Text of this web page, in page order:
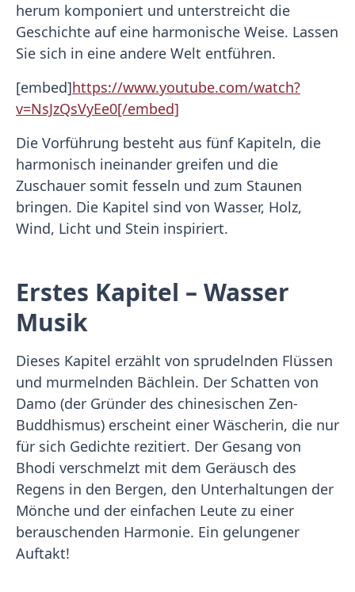
herum komponiert und unterstreicht die
Geschichte auf eine harmonische Weise. Lassen
Sie sich in eine andere Welt entführen.
[embed]https://www.youtube.com/watch?
v=NsJzQsVyEe0[/embed]
Die Vorführung besteht aus fünf Kapiteln, die
harmonisch ineinander greifen und die
Zuschauer somit fesseln und zum Staunen
bringen. Die Kapitel sind von Wasser, Holz,
Wind, Licht und Stein inspiriert.
Erstes Kapitel – Wasser
Musik
Dieses Kapitel erzählt von sprudelnden Flüssen
und murmelnden Bächlein. Der Schatten von
Damo (der Gründer des chinesischen Zen-
Buddhismus) erscheint einer Wäscherin, die nur
für sich Gedichte rezitiert. Der Gesang von
Bhodi verschmelzt mit dem Geräusch des
Regens in den Bergen, den Unterhaltungen der
Mönche und der einfachen Leute zu einer
berauschenden Harmonie. Ein gelungener
Auftakt!